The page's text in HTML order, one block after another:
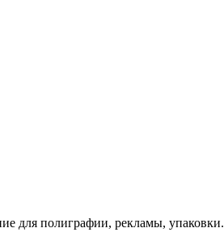
для полиграфии, рекламы, упаковки.